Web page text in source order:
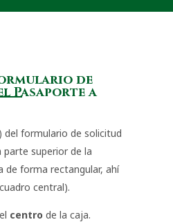
de
Pasaporte a
del formulario de solicitud
superior de la
de forma rectangular, ahí
central).
centro de la caja.